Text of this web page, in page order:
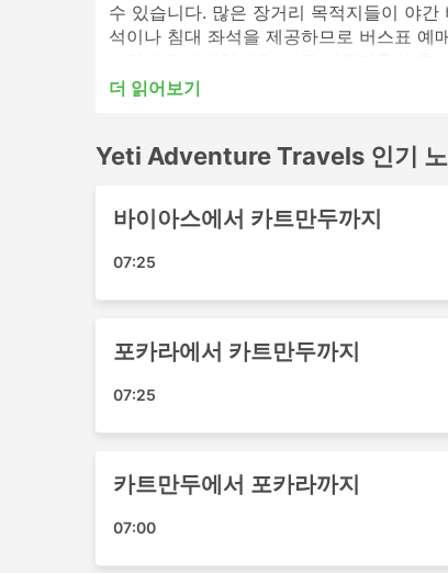
수 있습니다. 많은 장거리 목적지들이 야
석이나 침대 좌석을 제공하므로 버스표
Yeti Adventure Travels 인기
Yeti Adventure Travels의 가장 인기있는
카트만두
포카라 버스 정류장
Dumre
Yeti Adventure Travels 인기
Yeti Adventure Travels 버스는 여러 노선
카트만두 - 포카라
Dumre - 카트만두
바이아스 - 카트만두
더 읽어보기
Yeti Adventure Travels 인기
바이아스에서 카트만두까지
07:25
포카라에서 카트만두까지
07:25
카트만두에서 포카라까지
07:00